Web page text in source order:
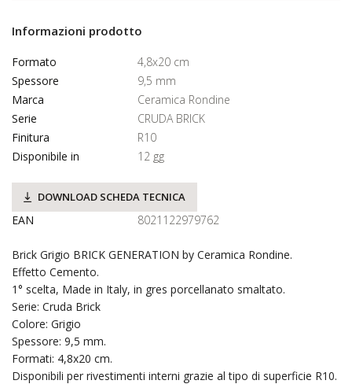
Informazioni prodotto
Formato
4,8x20 cm
Spessore
9,5 mm
Marca
Ceramica Rondine
Serie
CRUDA BRICK
Finitura
R10
Disponibile in
12 gg
DOWNLOAD SCHEDA TECNICA
EAN 8021122979762
Brick Grigio BRICK GENERATION by Ceramica Rondine.
Effetto Cemento.
1° scelta, Made in Italy, in gres porcellanato smaltato.
Serie: Cruda Brick
Colore: Grigio
Spessore: 9,5 mm.
Formati: 4,8x20 cm.
Disponibili per rivestimenti interni grazie al tipo di superficie R10.